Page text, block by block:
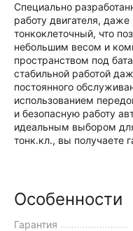
Специально
работу двигателя,
тонкоклеточный, что
небольшим весом и
пространством под
стабильной работой
постоянного
использованием
и безопасную работу
идеальным выбором
тонк.кл., вы получаете
Особенности
Гарантия